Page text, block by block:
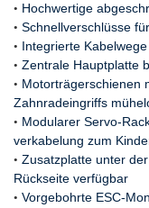
• Hochwertige
• Schnellverschlüsse
• Integrierte
• Zentrale Hauptplatte
• Motorträgerschienen
Zahnradeingriffs
• Modularer Servo-
verkabelung zum
• Zusatzplatte unter
Rückseite verfügbar
• Vorgebohrte ESC-